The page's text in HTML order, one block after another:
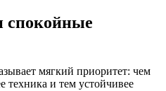
спокойные
мягкий приоритет: чем
техника и тем устойчивее